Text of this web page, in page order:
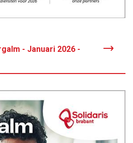
- Januari 2026 -